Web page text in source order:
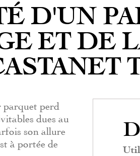
D'UN
ET DE
parquet perd
dues au
son allure
à portée de